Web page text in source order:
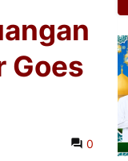
Goes
0